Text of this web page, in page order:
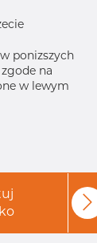
ponizszych
na
w lewym